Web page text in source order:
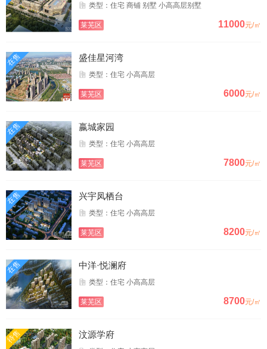
类型：住宅 商铺 别墅 小高高层别墅
莱芜区 11000元/㎡
在售 盛佳星河湾
类型：住宅 小高高层
莱芜区 6000元/㎡
在售 嬴城家园
类型：住宅 小高高层
莱芜区 7800元/㎡
在售 兴宇凤栖台
类型：住宅 小高高层
莱芜区 8200元/㎡
在售 中洋·悦澜府
类型：住宅 小高高层
莱芜区 8700元/㎡
待售 汶源学府